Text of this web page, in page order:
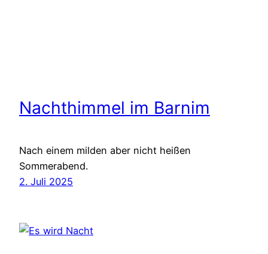
Nachthimmel im Barnim
Nach einem milden aber nicht heißen
Sommerabend.
2. Juli 2025